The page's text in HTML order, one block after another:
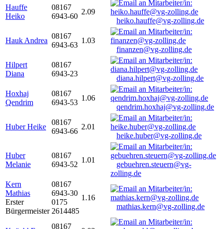
Hauffe
Heiko
08167
6943-60
2.09
heiko.hauffe@vg-zolling.de
Hauk Andrea
08167
6943-63
1.03
finanzen@vg-zolling.de
Hilpert
Diana
08167
6943-23
diana.hilpert@vg-zolling.de
Hoxhaj
Qendrim
08167
6943-53
1.06
qendrim.hoxhaj@vg-zolling.de
Huber Heike
08167
6943-66
2.01
heike.huber@vg-zolling.de
Huber
Melanie
08167
6943-52
1.01
gebuehren.steuern@vg-
zolling.de
Kern
Mathias
Erster
Bürgermeister
08167
6943-30
0175
2614485
1.16
mathias.kern@vg-zolling.de
08167